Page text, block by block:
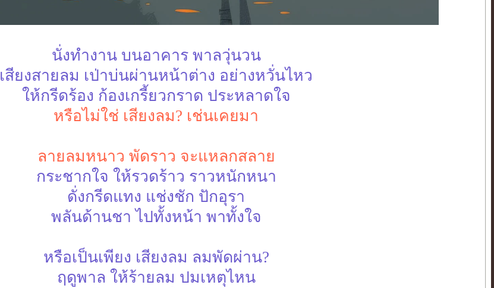
นั่งทำงาน บนอาคาร พาลวุ่นวน
เสียงสายลม เป่าบ่นผ่านหน้าต่าง อย่างหวั่นไหว
ให้กรีดร้อง ก้องเกรี้ยวกราด ประหลาดใจ
หรือไม่ใช่ เสียงลม? เช่นเคยมา
ลายลมหนาว พัดราว จะแหลกสลาย
กระชากใจ ให้รวดร้าว ราวหนักหนา
ดั่งกรีดแทง แช่งชัก ปักอุรา
พลันด้านชา ไปทั้งหน้า พาทั้งใจ
หรือเป็นเพียง เสียงลม ลมพัดผ่าน?
ฤดูพาล ให้ร้ายลม ปมเหตุไหน